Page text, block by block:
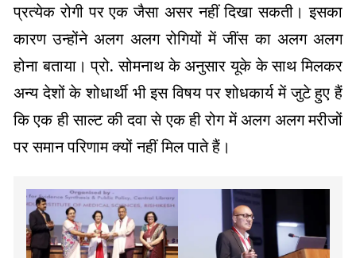
प्रत्येक रोगी पर एक जैसा असर नहीं दिखा सकती। इसका
कारण उन्होंने अलग अलग रोगियों में जींस का अलग अलग
होना बताया। प्रो. सोमनाथ के अनुसार यूके के साथ मिलकर
अन्य देशों के शोधार्थी भी इस विषय पर शोधकार्य में जुटे हुए हैं
कि एक ही साल्ट की दवा से एक ही रोग में अलग अलग मरीजों
पर समान परिणाम क्यों नहीं मिल पाते हैं।